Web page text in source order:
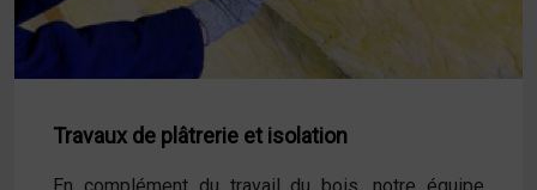
Travaux de plâtrerie et isolation